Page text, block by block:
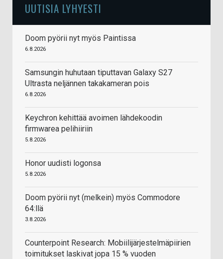
UUTISIA LYHYESTI
Doom pyörii nyt myös Paintissa
6.8.2026
Samsungin huhutaan tiputtavan Galaxy S27
Ultrasta neljännen takakameran pois
6.8.2026
Keychron kehittää avoimen lähdekoodin
firmwarea pelihiiriin
5.8.2026
Honor uudisti logonsa
5.8.2026
Doom pyörii nyt (melkein) myös Commodore
64:llä
3.8.2026
Counterpoint Research: Mobiilijärjestelmäpiirien
toimitukset laskivat jopa 15 % vuoden